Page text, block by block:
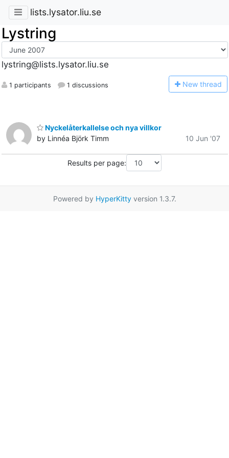
lists.lysator.liu.se
Lystring
lystring@lists.lysator.liu.se
1 participants 1 discussions New thread
Nyckelåterkallelse och nya villkor
by Linnéa Björk Timm
10 Jun '07
Results per page:
Powered by HyperKittyversion 1.3.7.